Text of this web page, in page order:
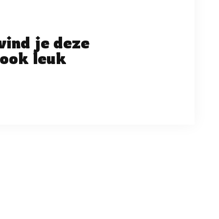
je deze
leuk